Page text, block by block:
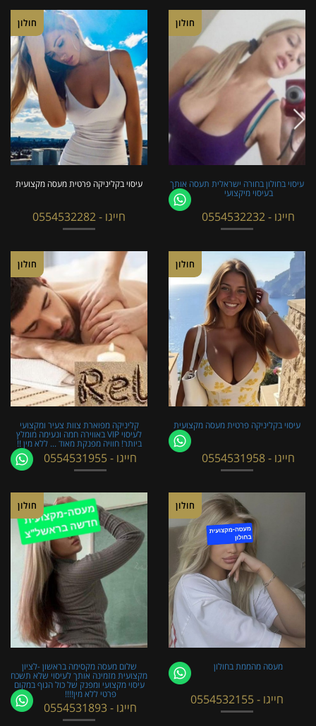
חולון
עיסוי בקליניקה פרטית מעסה מקצועית
חייגו - 0554532282
חולון
עיסוי בחולון בחורה ישראלית תעסה אותך
בעיסוי מיקצועי
חייגו - 0554532232
חולון
קליניקה מפוארת צוות צעיר ומקצועי
לעיסוי VIP באווירה חמה ונעימה מומלץ
ביותר! חוויה מפנקת מאוד ... ללא מין !!
חייגו - 0554531955
חולון
עיסוי בקליניקה פרטית מעסה מקצועית
חייגו - 0554531958
חולון
שלום מעסה מקסימה בראשון -לציון
מקצועית מזמינה אותך לעיסוי שלא תשכח
עיסוי מקצועי ומפנק של כול הגוף במקום
פרטי ללא מין!!!!
חייגו - 0554531893
חולון
מעסה מהממת בחולון
חייגו - 0554532155